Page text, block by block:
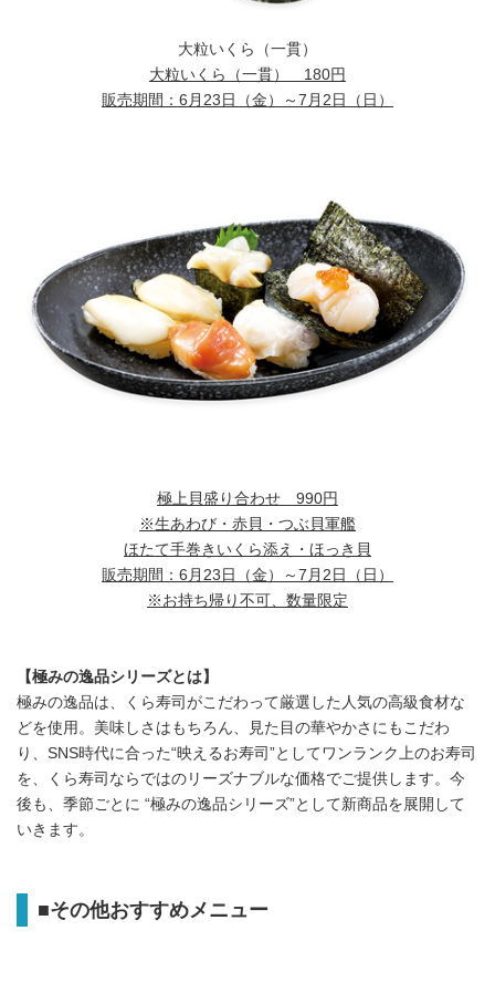
大粒いくら（一貫）
大粒いくら（一貫） 180円
販売期間： 6月23日（金）～7月2日（日）
極上貝盛り合わせ 990円
※生あわび・赤貝・つぶ貝軍艦
ほたて手巻きいくら添え・ほっき貝
販売期間： 6月23日（金）～7月2日（日）
※お持ち帰り不可、数量限定
【極みの逸品シリーズとは】
極みの逸品は、くら寿司がこだわって厳選した人気の高級食材な
どを使用。美味しさはもちろん、見た目の華やかさにもこだわ
り、SNS時代に合った“映えるお寿司”としてワンランク上のお寿司
を、くら寿司ならではのリーズナブルな価格でご提供します。今
後も、季節ごとに “極みの逸品シリーズ”として新商品を展開して
いきます。
■その他おすすめメニュー